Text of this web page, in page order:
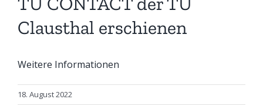
Clausthal erschienen
Weitere Informationen
18. August 2022